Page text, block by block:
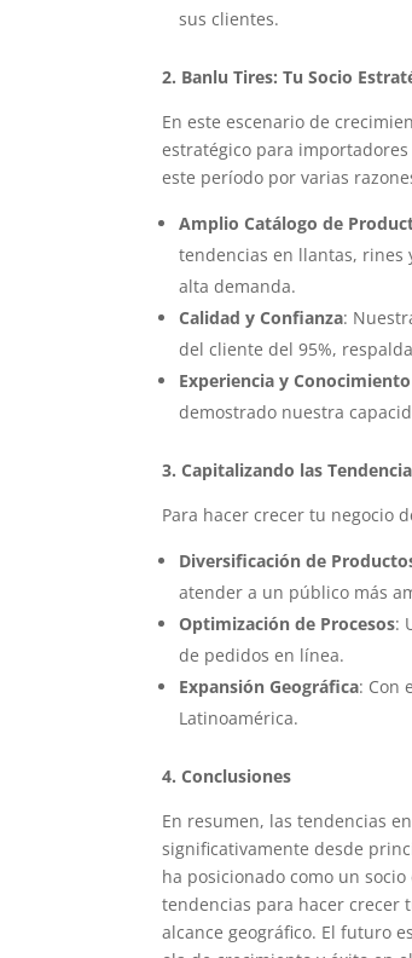
sus clientes.
2. Banlu Tires: Tu Socio
En este escenario de
estratégico para
este período por varias
Amplio Catálogo de
tendencias en llantas, rines
alta demanda.
Calidad y Confianza:
del cliente del 95%,
Experiencia y
demostrado nuestra
3. Capitalizando las
Para hacer crecer tu negocio
Diversificación de
atender a un público más
Optimización de Procesos:
de pedidos en línea.
Expansión Geográfica: Con
Latinoamérica.
4. Conclusiones
En resumen, las tendencias
significativamente desde
ha posicionado como un
tendencias para hacer crecer
alcance geográfico. El futuro